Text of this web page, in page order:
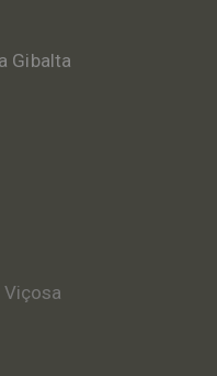
Gibalta
Viçosa